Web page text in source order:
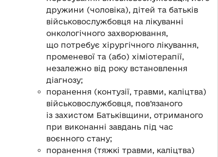
дружини (чоловіка), дітей та батьків
військовослужбовця на лікуванні
онкологічного захворювання,
що потребує хірургічного лікування,
променевої та (або) хіміотерапії,
незалежно від року встановлення
діагнозу;
поранення (контузії, травми, каліцтва)
військовослужбовця, пов’язаного
із захистом Батьківщини, отриманого
при виконанні завдань під час
воєнного стану;
поранення (тяжкі травми, каліцтва)